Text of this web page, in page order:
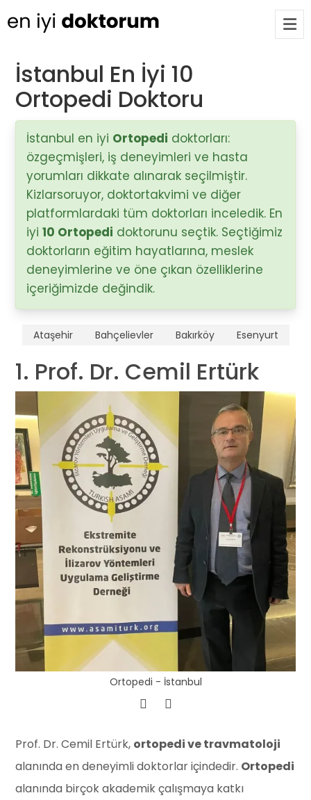
Op. Dr. Ayşecan Enmutlu
Adana / Seyhan
Doç. Dr. Songül Alemdaroğlu
Adana / Seyhan
Tüm Doktorlar
Tüm doktorları göster
İstanbul En İyi 10
Ortopedi Doktoru
İstanbul en iyi Ortopedi doktorları:
özgeçmişleri, iş deneyimleri ve hasta
yorumları dikkate alınarak seçilmiştir.
Kizlarsoruyor, doktortakvimi ve diğer
platformlardaki tüm doktorları inceledik. En
iyi10 Ortopedi doktorunu seçtik. Seçtiğimiz
doktorların eğitim hayatlarına, meslek
deneyimlerine ve öne çıkan özelliklerine
içeriğimizde değindik.
Ataşehir Bahçelievler Bakırköy Esenyurt
1. Prof. Dr. Cemil Ertürk
Ortopedi - İstanbul
Prof. Dr. Cemil Ertürk, ortopedi ve travmatoloji
alanında en deneyimli doktorlar içindedir. Ortopedi
alanında birçok akademik çalışmaya katkı